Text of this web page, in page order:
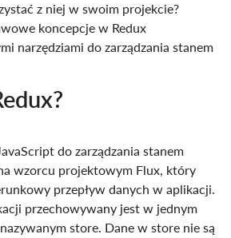
z niej w swoim projekcie?
koncepcje w Redux
narzędziami do zarządzania stanem
do zarządzania stanem
wzorcu projektowym Flux, który
przepływ danych w aplikacji.
przechowywany jest w jednym
store. Dane w store nie są